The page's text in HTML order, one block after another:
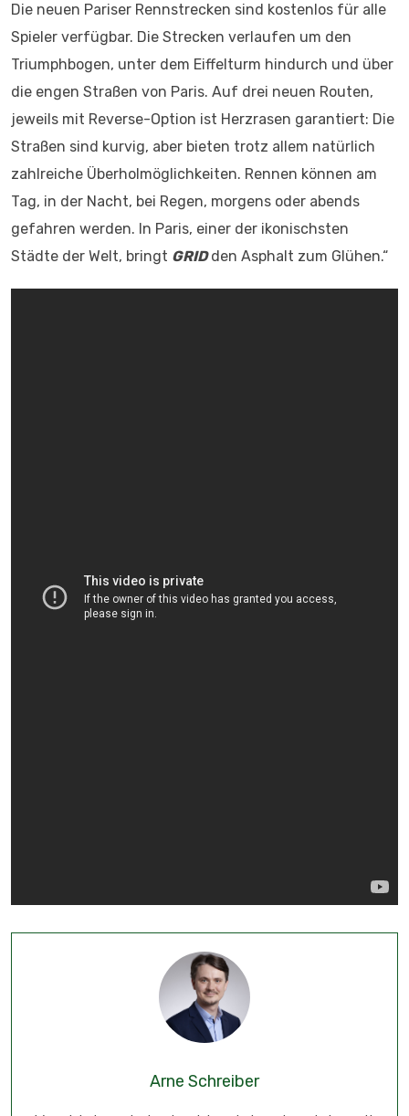
Die neuen Pariser Rennstrecken sind kostenlos für alle
Spieler verfügbar. Die Strecken verlaufen um den
Triumphbogen, unter dem Eiffelturm hindurch und über
die engen Straßen von Paris. Auf drei neuen Routen,
jeweils mit Reverse-Option ist Herzrasen garantiert: Die
Straßen sind kurvig, aber bieten trotz allem natürlich
zahlreiche Überholmöglichkeiten. Rennen können am
Tag, in der Nacht, bei Regen, morgens oder abends
gefahren werden. In Paris, einer der ikonischsten
Städte der Welt, bringt GRIDden Asphalt zum Glühen.“
Arne Schreiber